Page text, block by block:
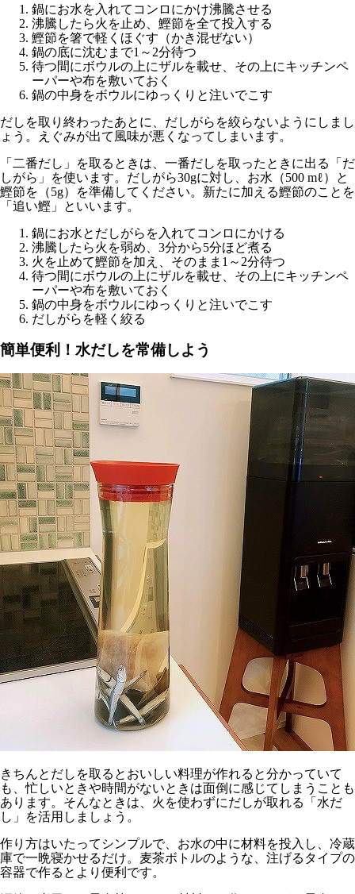
鍋にお水を入れてコンロにかけ沸騰させる
沸騰したら火を止め、鰹節を全て投入する
鰹節を箸で軽くほぐす（かき混ぜない）
鍋の底に沈むまで1～2分待つ
待つ間にボウルの上にザルを載せ、その上にキッチンペ
ーパーや布を敷いておく
鍋の中身をボウルにゆっくりと注いでこす
だしを取り終わったあとに、だしがらを絞らないようにしまし
ょう。えぐみが出て風味が悪くなってしまいます。
「二番だし」を取るときは、一番だしを取ったときに出る「だ
しがら」を使います。だしがら30gに対し、お水（500 mℓ）と
鰹節を（5g）を準備してください。新たに加える鰹節のことを
「追い鰹」といいます。
鍋にお水とだしがらを入れてコンロにかける
沸騰したら火を弱め、3分から5分ほど煮る
火を止めて鰹節を加え、そのまま1～2分待つ
待つ間にボウルの上にザルを載せ、その上にキッチンペ
ーパーや布を敷いておく
鍋の中身をボウルにゆっくりと注いでこす
だしがらを軽く絞る
簡単便利！水だしを常備しよう
きちんとだしを取るとおいしい料理が作れると分かっていて
も、忙しいときや時間がないときは面倒に感じてしまうことも
あります。そんなときは、火を使わずにだしが取れる「水だ
し」を活用しましょう。
作り方はいたってシンプルで、お水の中に材料を投入し、冷蔵
庫で一晩寝かせるだけ。麦茶ボトルのような、注げるタイプの
容器で作るとより便利です。